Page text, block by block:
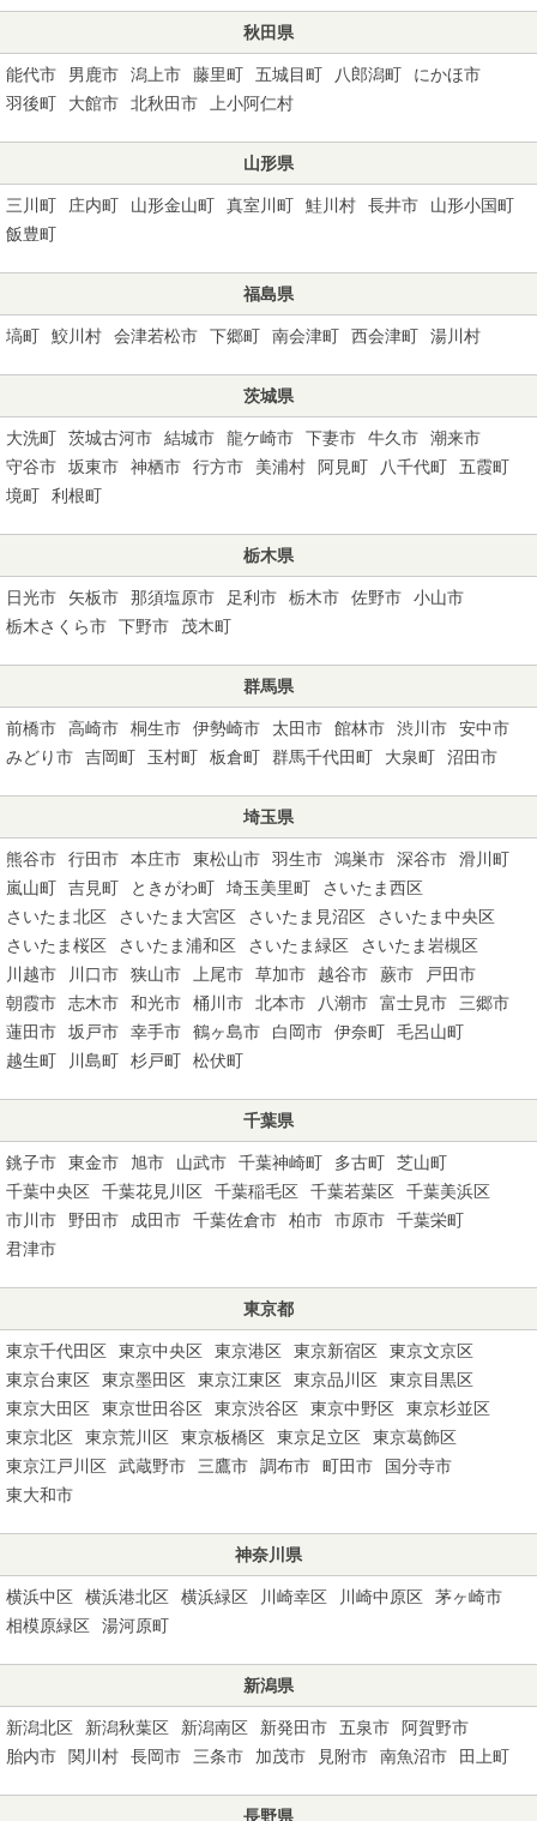
秋田県
能代市 男鹿市 潟上市 藤里町 五城目町 八郎潟町
にかほ市
羽後町
大館市 北秋田市 上小阿仁村
山形県
三川町 庄内町 山形金山町 真室川町 鮭川村 長井市
山形小国町
飯豊町
福島県
塙町 鮫川村 会津若松市 下郷町 南会津町 西会津町 湯川村
茨城県
大洗町 茨城古河市 結城市 龍ケ崎市 下妻市 牛久市
潮来市
守谷市
坂東市 神栖市 行方市 美浦村 阿見町 八千代町
五霞町
境町
利根町
栃木県
日光市 矢板市 那須塩原市 足利市 栃木市 佐野市
小山市
栃木さくら市
下野市 茂木町
群馬県
前橋市 高崎市 桐生市 伊勢崎市 太田市 館林市 渋川市
安中市
みどり市
吉岡町 玉村町 板倉町 群馬千代田町 大泉町 沼田市
埼玉県
熊谷市 行田市 本庄市 東松山市 羽生市 鴻巣市 深谷市
滑川町
嵐山町
吉見町 ときがわ町 埼玉美里町
さいたま西区
さいたま北区
さいたま大宮区 さいたま見沼区
さいたま中央区
さいたま桜区
さいたま浦和区 さいたま緑区
さいたま岩槻区
川越市
川口市 狭山市 上尾市 草加市 越谷市 蕨市
戸田市
朝霞市
志木市 和光市 桶川市 北本市 八潮市 富士見市
三郷市
蓮田市
坂戸市 幸手市 鶴ヶ島市 白岡市 伊奈町
毛呂山町
越生町
川島町 杉戸町 松伏町
千葉県
銚子市 東金市 旭市 山武市 千葉神崎町 多古町
芝山町
千葉中央区
千葉花見川区 千葉稲毛区 千葉若葉区
千葉美浜区
市川市
野田市 成田市 千葉佐倉市 柏市 市原市
千葉栄町
君津市
東京都
東京千代田区 東京中央区 東京港区 東京新宿区
東京文京区
東京台東区
東京墨田区 東京江東区 東京品川区
東京目黒区
東京大田区
東京世田谷区 東京渋谷区 東京中野区
東京杉並区
東京北区
東京荒川区 東京板橋区 東京足立区
東京葛飾区
東京江戸川区
武蔵野市 三鷹市 調布市 町田市
国分寺市
東大和市
神奈川県
横浜中区 横浜港北区 横浜緑区 川崎幸区 川崎中原区
茅ヶ崎市
相模原緑区
湯河原町
新潟県
新潟北区 新潟秋葉区 新潟南区 新発田市 五泉市
阿賀野市
胎内市
関川村 長岡市 三条市 加茂市 見附市 南魚沼市 田上町
長野県